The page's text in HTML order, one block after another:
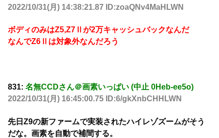
2022/10/31(月) 14:38:21.87 ID:zoaQNv4MaHLWN
ボディのみはZ5,Z7Ⅱが2万キャッシュバックなんだ
なんでZ6Ⅱは対象外なんだろう
831: 名無CCDさん＠画素いっぱい (中止 0Heb-ee5o)
2022/10/31(月) 16:45:00.75 ID:6/gkXnbCHHLWN
先日Z9の新ファームで実装されたハイレゾズームがそう
だな。画素を自動で補間する。